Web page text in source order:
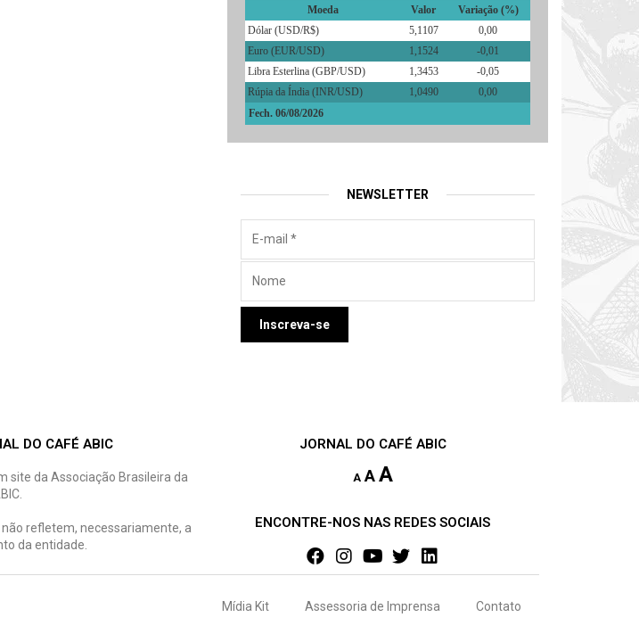
Moeda
Valor
Variação (%)
Dólar (USD/R$)
5,1107
0,00
Euro (EUR/USD)
1,1524
-0,01
Libra Esterlina (GBP/USD)
1,3453
-0,05
Rúpia da Índia (INR/USD)
1,0490
0,00
Fech. 06/08/2026
NEWSLETTER
DO CAFÉ ABIC
site da Associação Brasileira da
refletem, necessariamente, a
da entidade.
JORNAL DO CAFÉ ABIC
A AA
ENCONTRE-NOS NAS REDES SOCIAIS
Mídia Kit Assessoria de Imprensa Contato